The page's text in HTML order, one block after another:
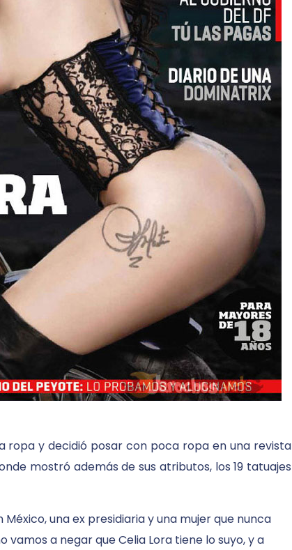
ropa y decidió posar con poca ropa en una revista
mostró además de sus atributos, los 19 tatuajes
una ex presidiaria y una mujer que nunca
vamos a negar que Celia Lora tiene lo suyo, y a